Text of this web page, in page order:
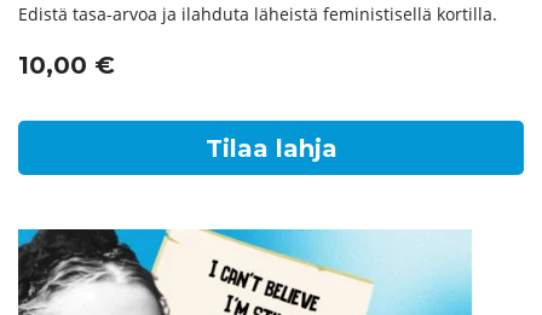
Edistä tasa-arvoa ja ilahduta läheistä feministisellä kortilla.
10,00 €
Tilaa lahja